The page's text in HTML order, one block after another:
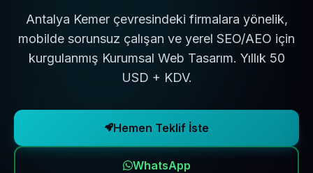
Antalya Kemer çevresindeki firmalara yönelik,
mobilde sorunsuz çalışan ve yerel SEO/AEO için
kurgulanmış Kurumsal Web Tasarım. Yıllık 50
USD + KDV.
Hemen Teklif İste
WhatsApp